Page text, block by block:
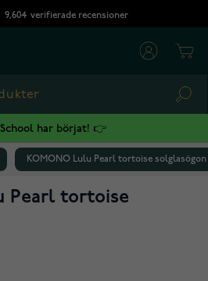
9,604 verifierade recensioner
har börjat! 👉
KOMONO Lulu Pearl tortoise solglasögon
Pearl tortoise